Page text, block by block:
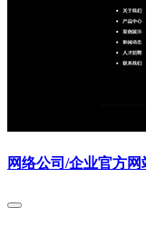
网络公司/企业官方网